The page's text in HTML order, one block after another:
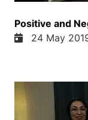
برما گذاشت در
باهم بودن
سرش گفت نزنیم
نمیشه و یکی از
ما وقتی که
Positive and
24 May